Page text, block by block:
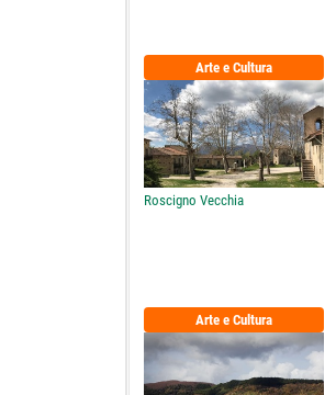
Arte e Cultura
Roscigno Vecchia
Arte e Cultura